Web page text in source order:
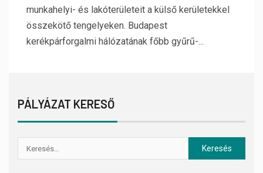
munkahelyi- és lakóterületeit a külső kerületekkel
összekötő tengelyeken. Budapest
kerékpárforgalmi hálózatának főbb gyűrű-...
PÁLYÁZAT KERESŐ